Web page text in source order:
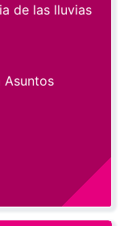
de las lluvias
Asuntos